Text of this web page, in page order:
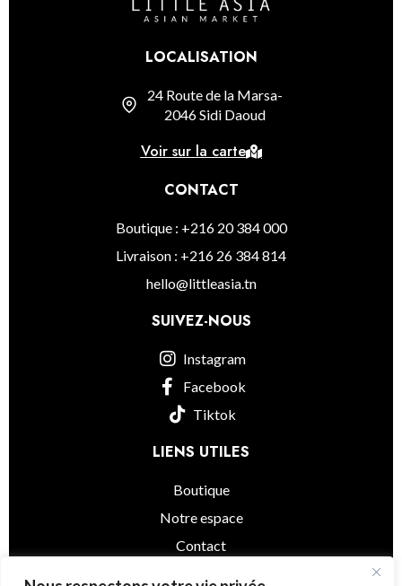
LOCALISATION
24 Route de la Marsa-
2046 Sidi Daoud
Voir sur la carte
CONTACT
Boutique : +216 20 384 000
Livraison : +216 26 384 814
hello@littleasia.tn
SUIVEZ-NOUS
Instagram
Facebook
Tiktok
LIENS UTILES
Boutique
Notre espace
Contact